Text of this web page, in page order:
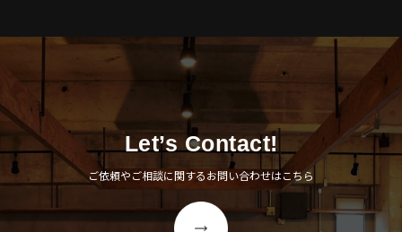
Let’s Contact!
ご依頼やご相談に関するお問い合わせはこちら